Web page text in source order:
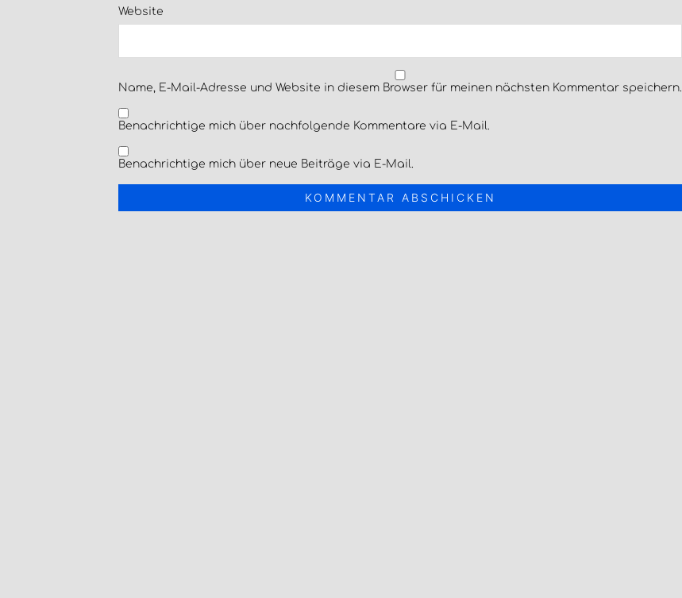
Website
Name, E-Mail-Adresse und Website in diesem Browser für meinen nächsten Kommentar speichern.
Benachrichtige mich über nachfolgende Kommentare via E-Mail.
Benachrichtige mich über neue Beiträge via E-Mail.